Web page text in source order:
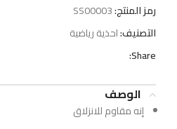
رمز المنتج:SS00003
التصنيف:احذية رياضية
Share:
الوصف
إنه مقاوم للانزلاق